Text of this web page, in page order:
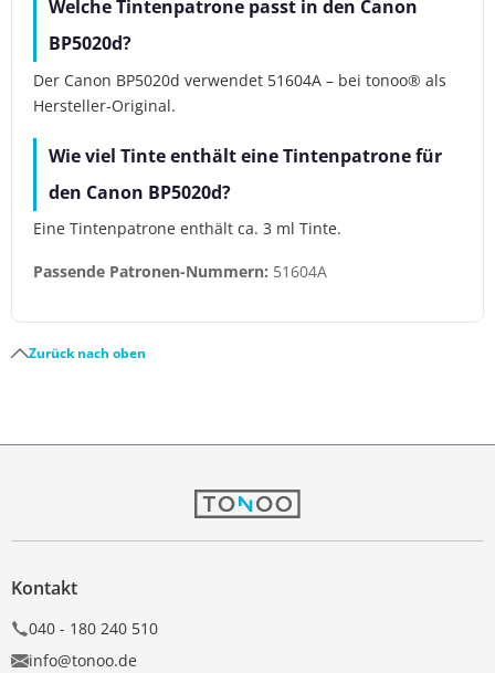
Welche Tintenpatrone passt in den Canon
BP5020d?
Der Canon BP5020d verwendet 51604A – bei tonoo® als
Hersteller-Original.
Wie viel Tinte enthält eine Tintenpatrone für
den Canon BP5020d?
Eine Tintenpatrone enthält ca. 3 ml Tinte.
Passende Patronen-Nummern: 51604A
Zurück nach oben
Kontakt
040 - 180 240 510
info@tonoo.de